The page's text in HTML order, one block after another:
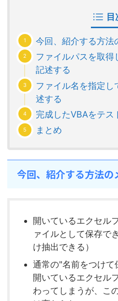
目
今回、紹介する方法
ファイルパスを取得
記述する
ファイル名を指定
述する
完成したVBAをテス
まとめ
今回、紹介する方法の
開いているエクセル
ァイルとして保存で
け抽出できる）
通常の"名前をつけて
開いているエクセル
わってしまうが、こ